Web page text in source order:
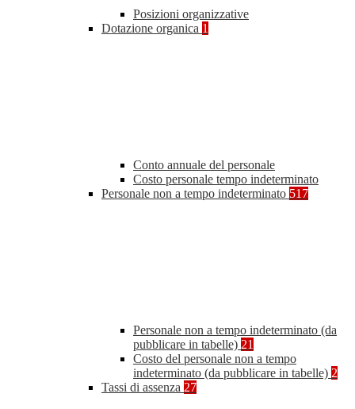
Posizioni organizzative
Dotazione organica 1
Conto annuale del personale
Costo personale tempo indeterminato
Personale non a tempo indeterminato 517
Personale non a tempo indeterminato (da
pubblicare in tabelle) 21
Costo del personale non a tempo
indeterminato (da pubblicare in tabelle) 2
Tassi di assenza 27